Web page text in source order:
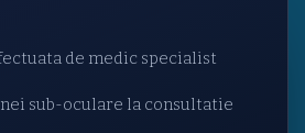
de medic specialist
sub-oculare la consultatie